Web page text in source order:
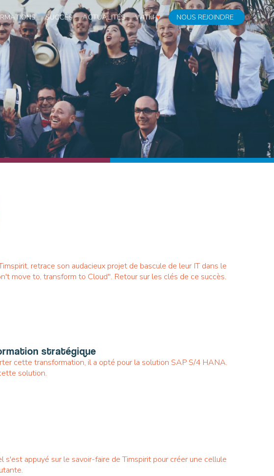
SUCCÈS ACTUALITÉS WITH♥ NOUS REJOINDRE
retrace son audacieux projet de bascule de leur IT dans le
move to, transform to Cloud". Retour sur les clés de ce succès.
stratégique
cette transformation, il a opté pour la solution SAP S/4 HANA.
solution.
appuyé sur le savoir-faire de Timspirit pour créer une cellule